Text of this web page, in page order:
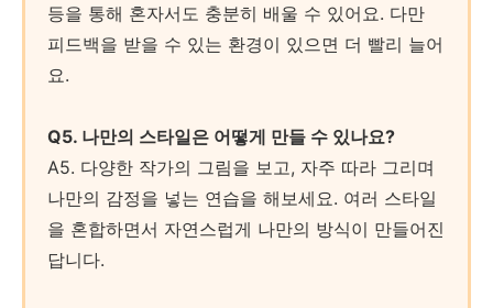
등을 통해 혼자서도 충분히 배울 수 있어요. 다만
피드백을 받을 수 있는 환경이 있으면 더 빨리 늘어
요.
Q5. 나만의 스타일은 어떻게 만들 수 있나요?
A5. 다양한 작가의 그림을 보고, 자주 따라 그리며
나만의 감정을 넣는 연습을 해보세요. 여러 스타일
을 혼합하면서 자연스럽게 나만의 방식이 만들어진
답니다.